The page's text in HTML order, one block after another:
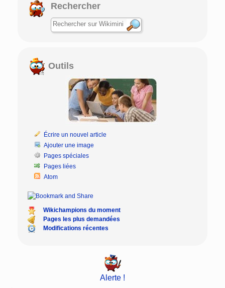
Rechercher
Outils
Écrire un nouvel article
Ajouter une image
Pages spéciales
Pages liées
Atom
Wikichampions du moment
Pages les plus demandées
Modifications récentes
Alerte !